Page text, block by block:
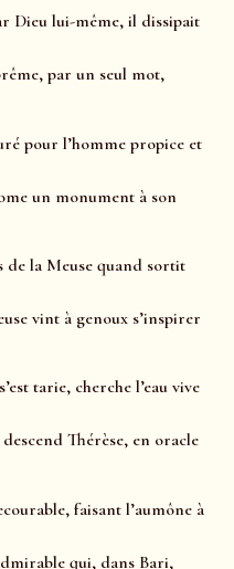
Dieu lui-même, il dissipait
par un seul mot,
pour l’homme propice et
un monument à son
de la Meuse quand sortit
vint à genoux s’inspirer
tarie, cherche l’eau vive
Thérèse, en oracle
faisant l’aumône à
qui, dans Bari,